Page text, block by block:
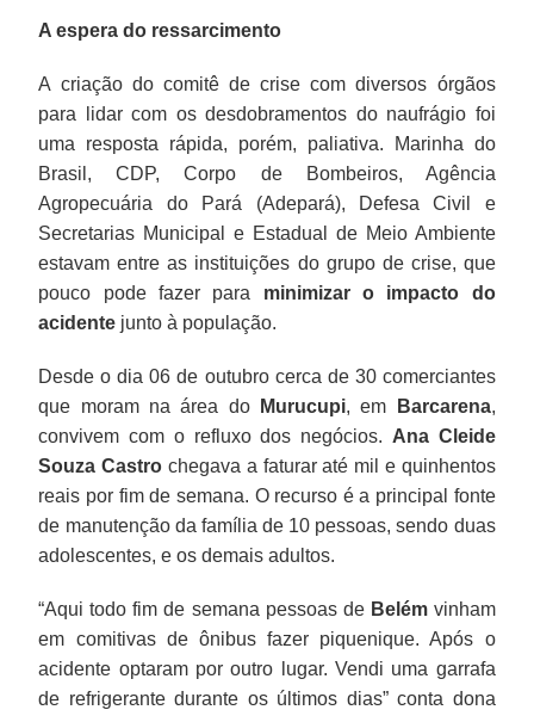
A espera do ressarcimento
A criação do comitê de crise com diversos órgãos
para lidar com os desdobramentos do naufrágio foi
uma resposta rápida, porém, paliativa. Marinha do
Brasil, CDP, Corpo de Bombeiros, Agência
Agropecuária do Pará (Adepará), Defesa Civil e
Secretarias Municipal e Estadual de Meio Ambiente
estavam entre as instituições do grupo de crise, que
pouco pode fazer para minimizar o impacto do
acidente junto à população.
Desde o dia 06 de outubro cerca de 30 comerciantes
que moram na área do
Murucupi, em Barcarena,
convivem com o refluxo dos negócios. Ana Cleide
Souza Castro chegava a faturar até mil e quinhentos
reais por fim de semana. O recurso é a principal fonte
de manutenção da família de 10 pessoas, sendo duas
adolescentes, e os demais adultos.
“Aqui todo fim de semana pessoas de Belémvinham
em comitivas de ônibus fazer piquenique. Após o
acidente optaram por outro lugar. Vendi uma garrafa
de refrigerante durante os últimos dias” conta dona